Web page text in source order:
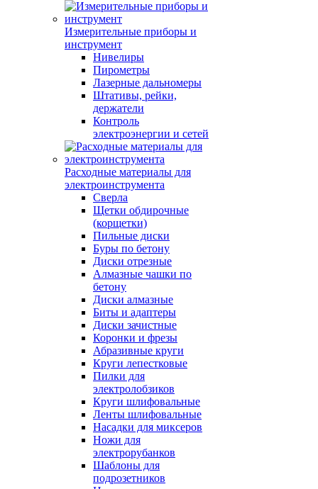
Измерительные приборы и
инструмент
Нивелиры
Пирометры
Лазерные дальномеры
Штативы, рейки,
держатели
Контроль
электроэнергии и сетей
Расходные материалы для
электроинструмента
Сверла
Щетки обдирочные
(корщетки)
Пильные диски
Буры по бетону
Диски отрезные
Алмазные чашки по
бетону
Диски алмазные
Биты и адаптеры
Диски зачистные
Коронки и фрезы
Абразивные круги
Круги лепестковые
Пилки для
электролобзиков
Круги шлифовальные
Ленты шлифовальные
Насадки для миксеров
Ножи для
электрорубанков
Шаблоны для
подрозетников